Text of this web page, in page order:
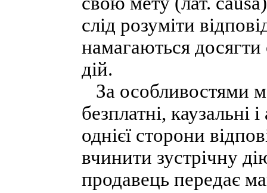
слід розуміти
намагаються
дій.
За особливостями
безплатні, каузальні
однієї сторони
вчинити зустрічну
продавець передає